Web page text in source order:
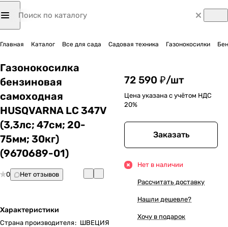
Главная Каталог Все для сада Садовая техника Газонокосилки
Газонокосилка
бензиновая
самоходная
HUSQVARNA LC 347V
(3,3лс; 47cм; 20-
75мм; 30кг)
(9670689-01)
0 Нет отзывов
Характеристики
Страна производителя: ШВЕЦИЯ
72 590 ₽/шт
Цена указана с учётом НДС
20%
Заказать
Нет в наличии
Рассчитать доставку
Нашли дешевле?
Хочу в подарок